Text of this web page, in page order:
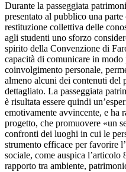
Durante la passeggiata
presentato al pubblico una
restituzione collettiva delle
agli studenti uno sforzo
spirito della Convenzione di
capacità di comunicare in
coinvolgimento personale,
almeno alcuni dei contenuti del
dettagliato. La passeggiata
è risultata essere quindi
emotivamente avvincente, e ha
progetto, che promuovere «un
confronti dei luoghi in cui le
strumento efficace per favorire
sociale, come auspica
rapporto tra ambiente,